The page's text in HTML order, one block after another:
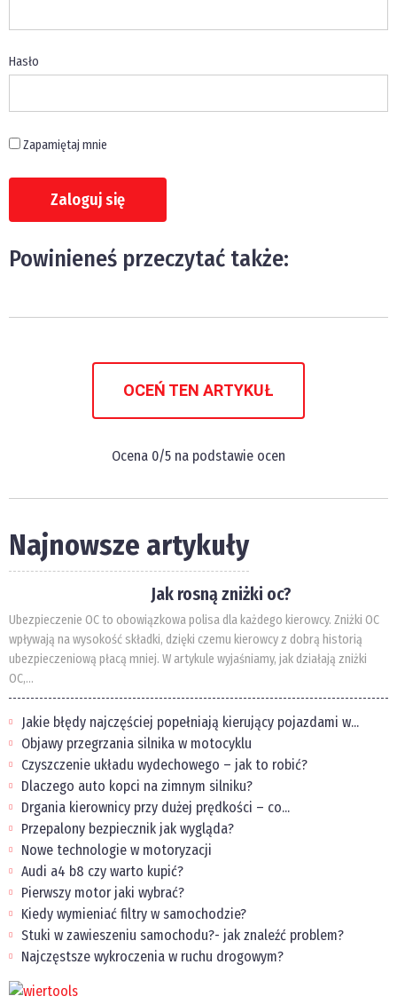
Hasło
Zapamiętaj mnie
Powinieneś przeczytać także:
OCEŃ TEN ARTYKUŁ
Ocena 0/5 na podstawie ocen
Najnowsze artykuły
Jak rosną zniżki oc?
Ubezpieczenie OC to obowiązkowa polisa dla każdego kierowcy. Zniżki OC
wpływają na wysokość składki, dzięki czemu kierowcy z dobrą historią
ubezpieczeniową płacą mniej. W artykule wyjaśniamy, jak działają zniżki
OC,...
Jakie błędy najczęściej popełniają kierujący pojazdami w...
Objawy przegrzania silnika w motocyklu
Czyszczenie układu wydechowego – jak to robić?
Dlaczego auto kopci na zimnym silniku?
Drgania kierownicy przy dużej prędkości – co...
Przepalony bezpiecznik jak wygląda?
Nowe technologie w motoryzacji
Audi a4 b8 czy warto kupić?
Pierwszy motor jaki wybrać?
Kiedy wymieniać filtry w samochodzie?
Stuki w zawieszeniu samochodu?- jak znaleźć problem?
Najczęstsze wykroczenia w ruchu drogowym?